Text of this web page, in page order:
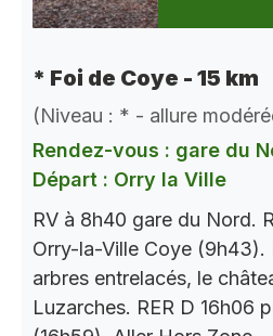
* Foi de Coye - 15 km
(Niveau : * - allure
Rendez-vous : gare du
Départ : Orry la Ville
RV à 8h40 gare du Nord.
Orry-la-Ville Coye (9h43).
arbres entrelacés, le
Luzarches. RER D 16h06